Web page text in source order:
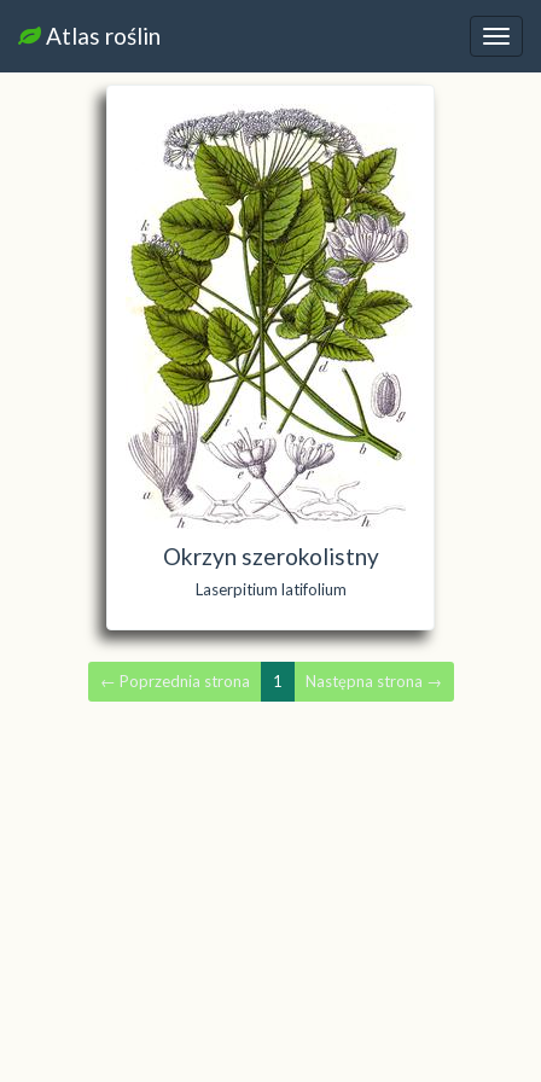
Atlas roślin
Okrzyn szerokolistny
Laserpitium latifolium
← Poprzednia strona 1 Następna strona →